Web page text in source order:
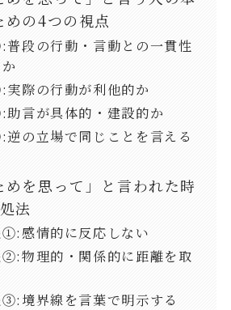
めの4つの視点
段の行動・言動との一貫性
際の行動が利他的か
言が具体的・建設的か
の立場で同じことを言える
めを思って」と言われた時
法
感情的に反応しない
物理的・関係的に距離を取
境界線を言葉で明示する